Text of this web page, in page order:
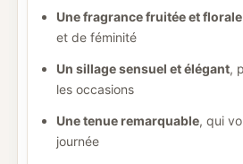
Une fragrance fruitée et florale
et de féminité
Un sillage sensuel et élégant,
les occasions
Une tenue remarquable, qui
journée